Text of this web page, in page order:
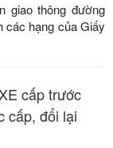
giao thông đường
các hạng của Giấy
cấp trước
cấp, đổi lại